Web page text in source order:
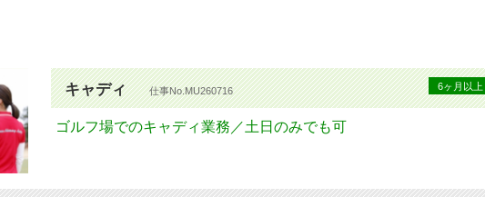
1ラウンド終了後、クラブハウスで昼食を取り、体力と集中力を回復します。
始（2ラウンド目・またはハーフ）午後も同様にお客様のラウンドをサポート
キャディ 仕事No.MU260716 6ヶ月以上
ゴルフ場でのキャディ業務／土日のみでも可